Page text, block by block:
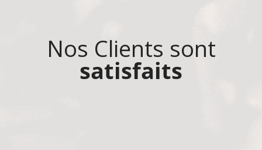
Nos Clients sont
satisfaits